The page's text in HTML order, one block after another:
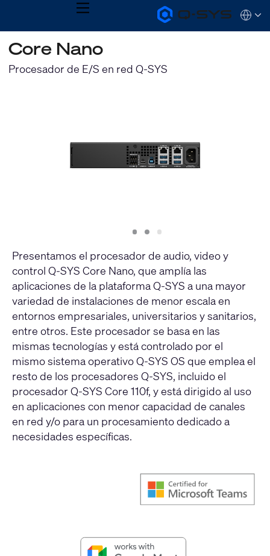
Q-
SYS
MENU
QSYS.com (English)
India (English)
Deutsch
Español
Core Nano
Procesador de E/S en red Q-SYS
Slide
1 Slide
2 Slide
3
Presentamos el procesador de audio, video y
control Q-SYS Core Nano, que amplía las
aplicaciones de la plataforma Q-SYS a una mayor
variedad de instalaciones de menor escala en
entornos empresariales, universitarios y sanitarios,
entre otros. Este procesador se basa en las
mismas tecnologías y está controlado por el
mismo sistema operativo Q-SYS OS que emplea el
resto de los procesadores Q-SYS, incluido el
procesador Q-SYS Core 110f, y está dirigido al uso
en aplicaciones con menor capacidad de canales
en red y/o para un procesamiento dedicado a
necesidades específicas.